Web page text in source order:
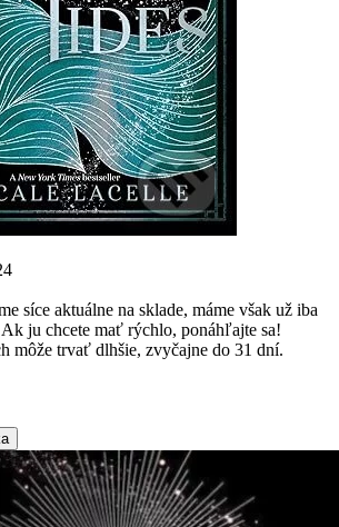
síce aktuálne na sklade, máme však už iba
Ak ju chcete mať rýchlo, ponáhľajte sa!
môže trvať dlhšie, zvyčajne do 31 dní.